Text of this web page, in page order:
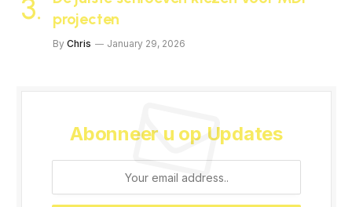
projecten
By Chris January 29, 2026
Abonneer u op Updates